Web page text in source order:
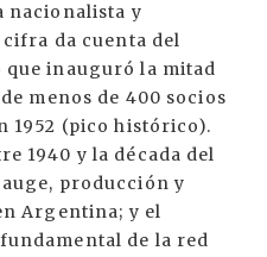
nacionalista y
da cuenta del
inauguró la mitad
menos de 400 socios
1952 (pico histórico).
1940 y la década del
producción y
Argentina; y el
de la red